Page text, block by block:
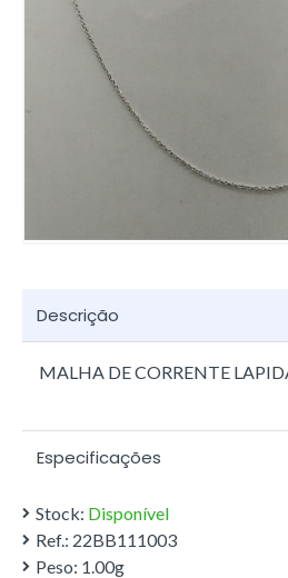
Descrição
MALHA DE CORRENTE
Especificações
Stock: Disponível
Ref.: 22BB111003
Peso: 1.00g